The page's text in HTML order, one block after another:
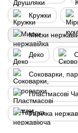
Кружки
Миски
Деко
Соковарки,
Пластмасові
Тарілка